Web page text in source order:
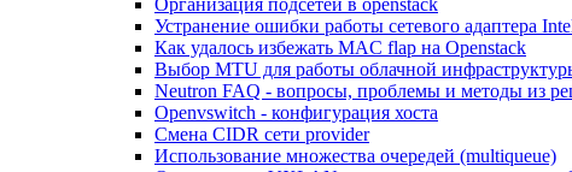
Организация подсетей в openstack
Устранение ошибки работы сетевого адаптера
Как удалось избежать MAC flap на Openstack
Выбор MTU для работы облачной
Neutron FAQ - вопросы, проблемы и методы из
Openvswitch - конфигурация хоста
Смена CIDR сети provider
Использование множества очередей (multiqueue)